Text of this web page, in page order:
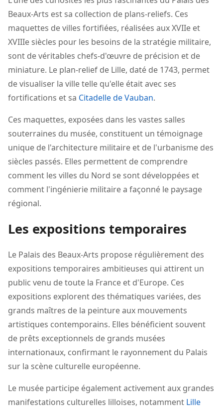
Beaux-Arts est sa collection de plans-reliefs. Ces
maquettes de villes fortifiées, réalisées aux XVIIe et
XVIIIe siècles pour les besoins de la stratégie militaire,
sont de véritables chefs-d'œuvre de précision et de
miniature. Le plan-relief de Lille, daté de 1743, permet
de visualiser la ville telle qu'elle était avec ses
fortifications et sa Citadelle de Vauban.
Ces maquettes, exposées dans les vastes salles
souterraines du musée, constituent un témoignage
unique de l'architecture militaire et de l'urbanisme des
siècles passés. Elles permettent de comprendre
comment les villes du Nord se sont développées et
comment l'ingénierie militaire a façonné le paysage
régional.
Les expositions temporaires
Le Palais des Beaux-Arts propose régulièrement des
expositions temporaires ambitieuses qui attirent un
public venu de toute la France et d'Europe. Ces
expositions explorent des thématiques variées, des
grands maîtres de la peinture aux mouvements
artistiques contemporains. Elles bénéficient souvent
de prêts exceptionnels de grands musées
internationaux, confirmant le rayonnement du Palais
sur la scène culturelle européenne.
Le musée participe également activement aux grandes
manifestations culturelles lilloises, notamment Lille